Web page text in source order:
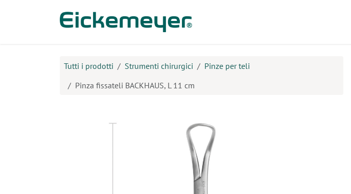
Tutti i prodotti Strumenti chirurgici
Pinze per teli
Pinza fissateli BACKHAUS, L 11 cm